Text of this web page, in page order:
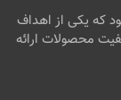
که یکی از اهداف
محصولات ارائه